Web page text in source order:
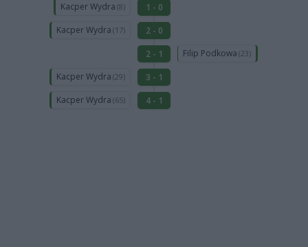
Kacper Wydra (8)
1 - 0
Kacper Wydra (17)
2 - 0
2 - 1
Filip Podkowa (23)
Kacper Wydra (29)
3 - 1
Kacper Wydra (65) 4 - 1